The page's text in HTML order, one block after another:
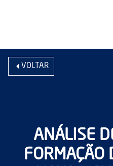
VOLTAR
ANÁLISE
FORMAÇÃO